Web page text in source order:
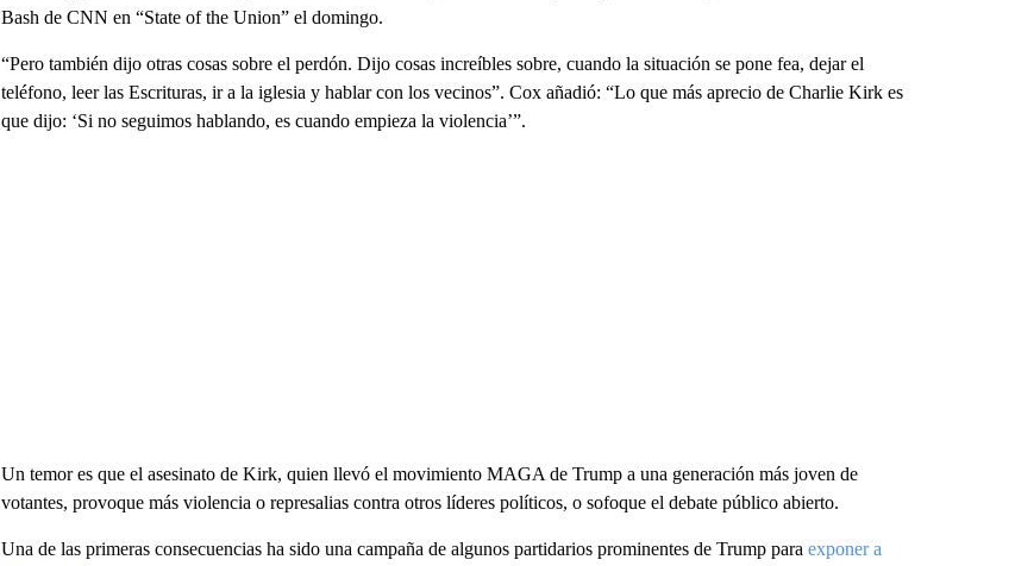
Bash de CNN en “State of the Union” el domingo.
“Pero también dijo otras cosas sobre el perdón. Dijo cosas increíbles sobre, cuando la situación se pone fea, dejar el
teléfono, leer las Escrituras, ir a la iglesia y hablar con los vecinos”. Cox añadió: “Lo que más aprecio de Charlie Kirk es
que dijo: ‘Si no seguimos hablando, es cuando empieza la violencia’”.
Un temor es que el asesinato de Kirk, quien llevó el movimiento MAGA de Trump a una generación más joven de
votantes, provoque más violencia o represalias contra otros líderes políticos, o sofoque el debate público abierto.
Una de las primeras consecuencias ha sido una campaña de algunos partidarios prominentes de Trump para exponer a